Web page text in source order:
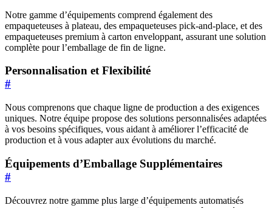
Notre gamme d’équipements comprend également des
empaqueteuses à plateau, des empaqueteuses pick-and-place, et des
empaqueteuses premium à carton enveloppant, assurant une solution
complète pour l’emballage de fin de ligne.
Personnalisation et Flexibilité
#
Nous comprenons que chaque ligne de production a des exigences
uniques. Notre équipe propose des solutions personnalisées adaptées
à vos besoins spécifiques, vous aidant à améliorer l’efficacité de
production et à vous adapter aux évolutions du marché.
Équipements d’Emballage Supplémentaires
#
Découvrez notre gamme plus large d’équipements automatisés